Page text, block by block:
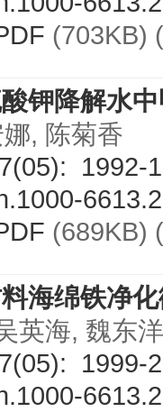
(703KB) (
钾降解水
, 陈菊香
1992-
(689KB) (
海绵铁净
英海, 魏东
1999-